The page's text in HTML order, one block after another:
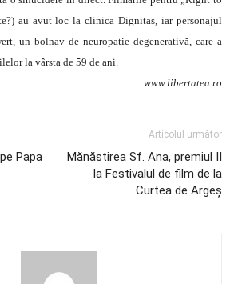
au avut loc la clinica Dignitas, iar personajul
un bolnav de neuropatie degenerativă, care a
la vârsta de 59 de ani.
www.libertatea.ro
Papa
Articolul următor
Mănăstirea Sf. Ana, premiul II
la Festivalul de film de la
Curtea de Argeş